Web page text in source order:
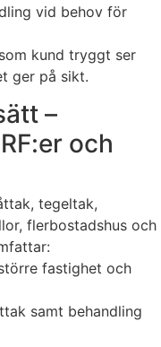
vid behov för
kund tryggt ser
ger på sikt.
–
och
tegeltak,
flerbostadshus och
fastighet och
samt behandling